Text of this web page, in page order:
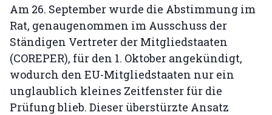
Am 26. September wurde die Abstimmung im
Rat, genaugenommen im Ausschuss der
Ständigen Vertreter der Mitgliedstaaten
(COREPER), für den 1. Oktober angekündigt,
wodurch den EU-Mitgliedstaaten nur ein
unglaublich kleines Zeitfenster für die
Prüfung blieb. Dieser überstürzte Ansatz